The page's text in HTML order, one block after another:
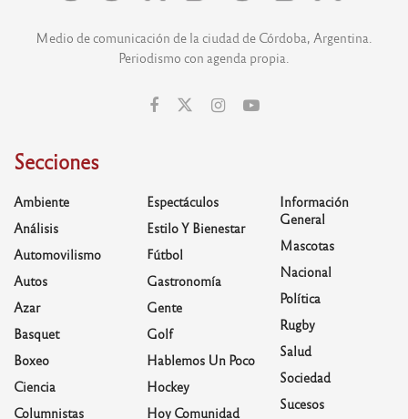
Medio de comunicación de la ciudad de Córdoba, Argentina.
Periodismo con agenda propia.
Secciones
Ambiente
Análisis
Automovilismo
Autos
Azar
Basquet
Boxeo
Ciencia
Columnistas
Espectáculos
Estilo Y Bienestar
Fútbol
Gastronomía
Gente
Golf
Hablemos Un Poco
Hockey
Hoy Comunidad
Información
General
Mascotas
Nacional
Política
Rugby
Salud
Sociedad
Sucesos